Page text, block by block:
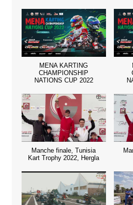
MENA KARTING
CHAMPIONSHIP
NATIONS CUP 2022
Manche finale, Tunisia
Kart Trophy 2022, Hergla